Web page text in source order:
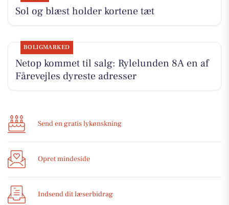
Sol og blæst holder kortene tæt
BOLIGMARKED
Netop kommet til salg: Rylelunden 8A en af
Fårevejles dyreste adresser
Send en gratis lykønskning
Opret mindeside
Indsend dit læserbidrag